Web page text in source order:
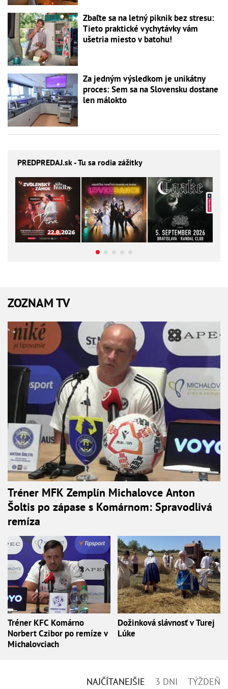
Zbaľte sa na letný piknik bez stresu:
Tieto praktické vychytávky vám
ušetria miesto v batohu!
Za jedným výsledkom je unikátny
proces: Sem sa na Slovensku dostane
len málokto
PREDPREDAJ.sk - Tu sa rodia zážitky
ZOZNAM TV
Tréner MFK Zemplín Michalovce Anton
Šoltis po zápase s Komárnom: Spravodlivá
remíza
Tréner KFC Komárno
Norbert Czibor po remíze v
Michalovciach
Dožinková slávnosť v Turej
Lúke
NAJČÍTANEJŠIE 3 DNI TÝŽDEŇ